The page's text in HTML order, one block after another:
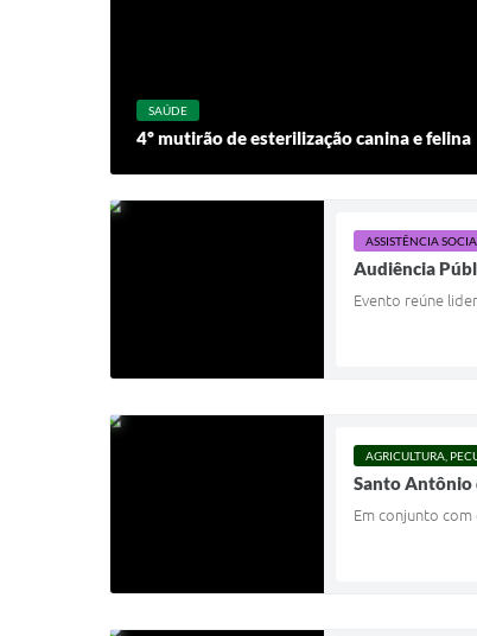
SAÚDE
4º mutirão de esterilização canina e felina
ASSISTÊNCIA
Audiência
Evento reúne
AGRICULTURA,
Santo Antônio
Em conjunto com